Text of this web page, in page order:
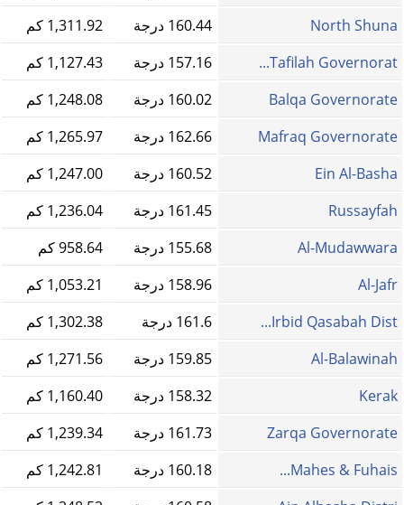
North Shuna
160.44 درجة
1,311.92 كم
Tafilah Governorat...
157.16 درجة
1,127.43 كم
Balqa Governorate
160.02 درجة
1,248.08 كم
Mafraq Governorate
162.66 درجة
1,265.97 كم
Ein Al-Basha
160.52 درجة
1,247.00 كم
Russayfah
161.45 درجة
1,236.04 كم
Al-Mudawwara
155.68 درجة
958.64 كم
Al-Jafr
158.96 درجة
1,053.21 كم
Irbid Qasabah Dist...
161.6 درجة
1,302.38 كم
Al-Balawinah
159.85 درجة
1,271.56 كم
Kerak
158.32 درجة
1,160.40 كم
Zarqa Governorate
161.73 درجة
1,239.34 كم
Mahes & Fuhais...
160.18 درجة
1,242.81 كم